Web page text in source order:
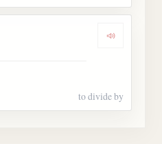
to divide by